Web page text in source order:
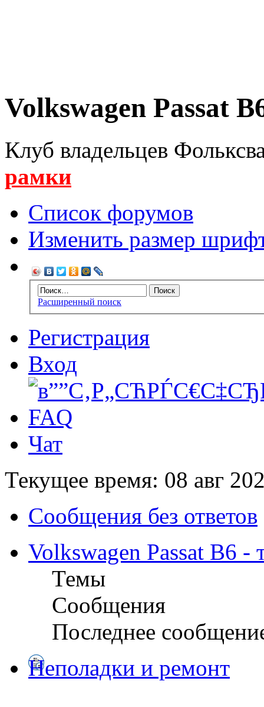
Volkswagen Passat
Клуб владельцев
рамки
Список форумов
Изменить размер
Расширенный поиск
Регистрация
Вход
FAQ
Чат
Текущее время: 08 авг
Сообщения без ответов
Volkswagen Passat B6
Темы
Сообщения
Последнее
Неполадки и ремонт